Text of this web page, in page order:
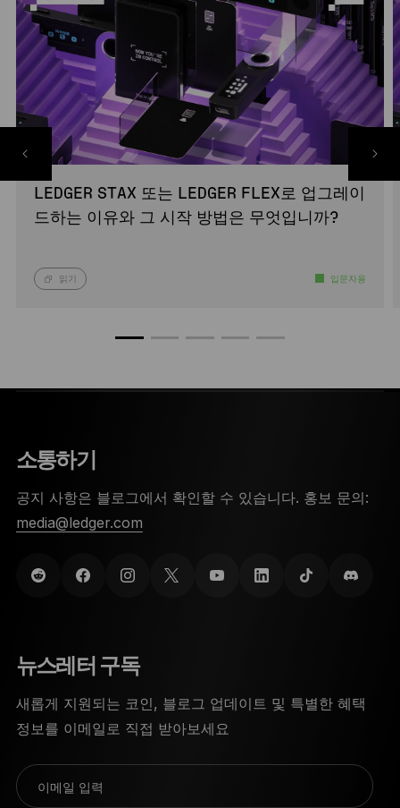
LEDGER STAX 또는 LEDGER FLEX로 업그레이
드하는 이유와 그 시작 방법은 무엇입니까?
읽기 입문자용
소통하기
공지 사항은 블로그에서 확인할 수 있습니다. 홍보 문의:
media@ledger.com
뉴스레터 구독
새롭게 지원되는 코인, 블로그 업데이트 및 특별한 혜택
정보를 이메일로 직접 받아보세요
이메일 입력